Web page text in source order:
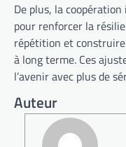
De plus, la
pour renforcer la
répétition et
à long terme. Ces
l’avenir avec plus de
Auteur